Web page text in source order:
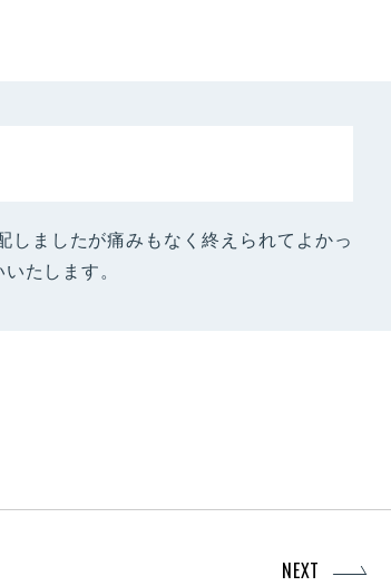
ましたが痛みもなく終えられてよかっ
たします。
NEXT